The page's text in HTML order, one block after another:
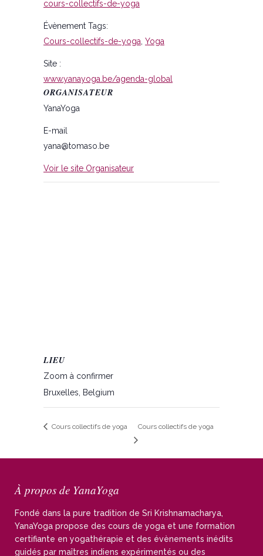
cours-collectifs-de-yoga
Évènement Tags:
Cours-collectifs-de-yoga, Yoga
Site :
www.yanayoga.be/agenda-global
ORGANISATEUR
YanaYoga
E-mail
yana@tomaso.be
Voir le site Organisateur
LIEU
Zoom à confirmer
Bruxelles, Belgium
Cours collectifs de yoga Cours collectifs de yoga
À propos de YanaYoga
Fondé dans la pure tradition de Sri Krishnamacharya,
YanaYoga propose des cours de yoga et une formation
certifiante en yogathérapie et des évènements inédits
guidés par maîtres indiens expérimentés ou des